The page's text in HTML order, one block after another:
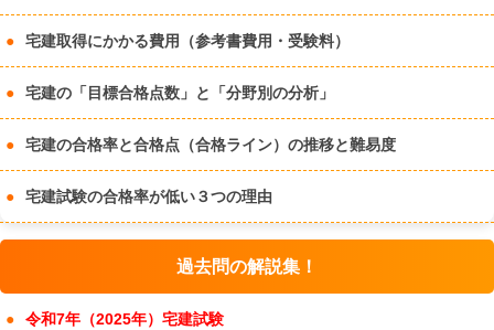
宅建取得にかかる費用（参考書費用・受験料）
宅建の「目標合格点数」と「分野別の分析」
宅建の合格率と合格点（合格ライン）の推移と難易度
宅建試験の合格率が低い３つの理由
過去問の解説集！
令和7年（2025年）宅建試験